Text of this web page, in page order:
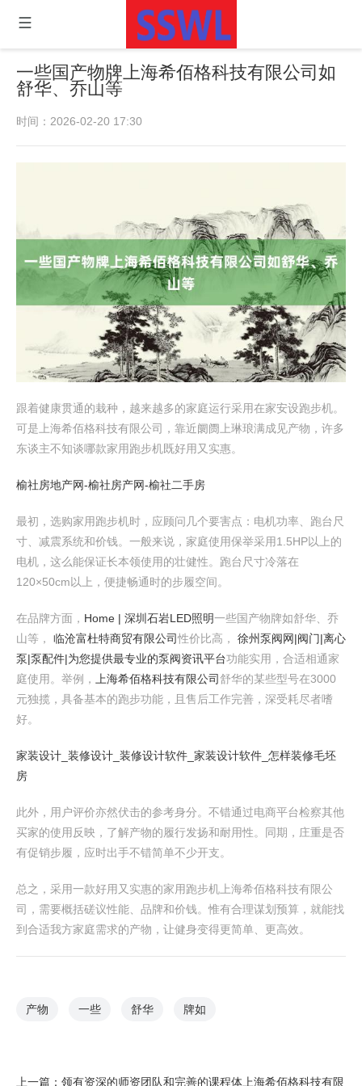
一些国产物牌上海希佰格科技有限公司如
舒华、乔山等
时间：2026-02-20 17:30
跟着健康贯通的栽种，越来越多的家庭运行采用在家安设跑步机。
可是上海希佰格科技有限公司，靠近阛阓上琳琅满成见产物，许多
东谈主不知谈哪款家用跑步机既好用又实惠。
榆社房地产网-榆社房产网-榆社二手房
最初，选购家用跑步机时，应顾问几个要害点：电机功率、跑台尺
寸、减震系统和价钱。一般来说，家庭使用保举采用1.5HP以上的
电机，这么能保证长本领使用的壮健性。跑台尺寸冷落在
120×50cm以上，便捷畅通时的步履空间。
在品牌方面， Home | 深圳石岩LED照明一些国产物牌如舒华、乔
山等， 临沧富杜特商贸有限公司性价比高， 徐州泵阀网|阀门|离心
泵|泵配件|为您提供最专业的泵阀资讯平台功能实用，合适相通家
庭使用。举例，
上海希佰格科技有限公司舒华的某些型号在3000
元独揽，具备基本的跑步功能，且售后工作完善，深受耗尽者嗜
好。
家装设计_装修设计_装修设计软件_家装设计软件_怎样装修毛坯
房
此外，用户评价亦然伏击的参考身分。不错通过电商平台检察其他
买家的使用反映，了解产物的履行发扬和耐用性。同期，庄重是否
有促销步履，应时出手不错简单不少开支。
总之，采用一款好用又实惠的家用跑步机上海希佰格科技有限公
司，需要概括磋议性能、品牌和价钱。惟有合理谋划预算，就能找
到合适我方家庭需求的产物，让健身变得更简单、更高效。
产物 一些 舒华 牌如
上一篇： 领有资深的师资团队和完善的课程体上海希佰格科技有限